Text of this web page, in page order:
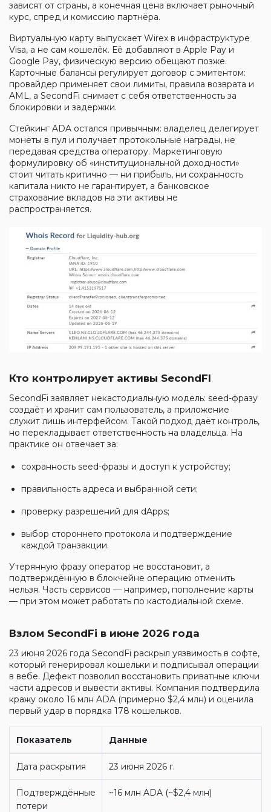
зависят от страны, а конечная цена включает рыночный
курс, спред и комиссию партнёра.
Виртуальную карту выпускает Wirex в инфраструктуре
Visa, а не сам кошелёк. Её добавляют в Apple Pay и
Google Pay, физическую версию обещают позже.
Карточные балансы регулирует договор с эмитентом:
провайдер применяет свои лимиты, правила возврата и
AML, а SecondFi снимает с себя ответственность за
блокировки и задержки.
Стейкинг ADA остался привычным: владелец делегирует
монеты в пул и получает протокольные награды, не
передавая средства оператору. Маркетинговую
формулировку об «институциональной доходности»
стоит читать критично — ни прибыль, ни сохранность
капитала никто не гарантирует, а банковское
страхование вкладов на эти активы не
распространяется.
Кто контролирует активы SecondFI
SecondFi заявляет некастодиальную модель: seed-фразу
создаёт и хранит сам пользователь, а приложение
служит лишь интерфейсом. Такой подход даёт контроль,
но перекладывает ответственность на владельца. На
практике он отвечает за:
сохранность seed-фразы и доступ к устройству;
правильность адреса и выбранной сети;
проверку разрешений для dApps;
выбор стороннего протокола и подтверждение
каждой транзакции.
Утерянную фразу оператор не восстановит, а
подтверждённую в блокчейне операцию отменить
нельзя. Часть сервисов — например, пополнение карты
— при этом может работать по кастодиальной схеме.
Взлом SecondFi в июне 2026 года
23 июня 2026 года SecondFi раскрыл уязвимость в софте,
который генерировал кошельки и подписывал операции
в вебе. Дефект позволил восстановить приватные ключи
части адресов и вывести активы. Компания подтвердила
кражу около 16 млн ADA (примерно $2,4 млн) и оценила
первый удар в порядка 178 кошельков.
Показатель Данные
Дата раскрытия 23 июня 2026 г.
Подтверждённые
потери
~16 млн ADA (~$2,4 млн)